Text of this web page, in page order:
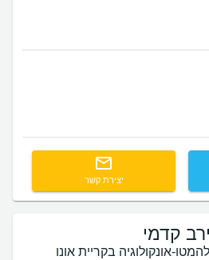
יצירת קשר
קדמי
אונקולוגיה בקריית אונו